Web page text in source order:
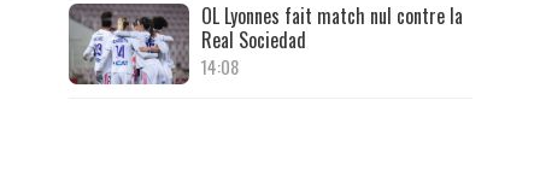
OL Lyonnes fait match nul contre la
Real Sociedad
14:08